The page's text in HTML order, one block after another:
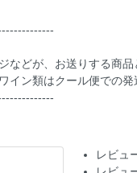
どが、お送りする商品
ン類はクール便での発
レビュ